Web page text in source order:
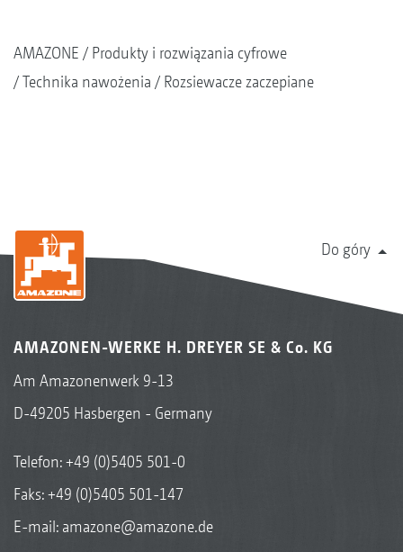
AMAZONE
Produkty i rozwiązania cyfrowe
Technika nawożenia
Rozsiewacze zaczepiane
Do góry
AMAZONEN-WERKE H. DREYER SE & Co. KG
Am Amazonenwerk 9-13
D-49205 Hasbergen - Germany
Telefon:+49 (0)5405 501-0
Faks: +49 (0)5405 501-147
E-mail: amazone@amazone.de